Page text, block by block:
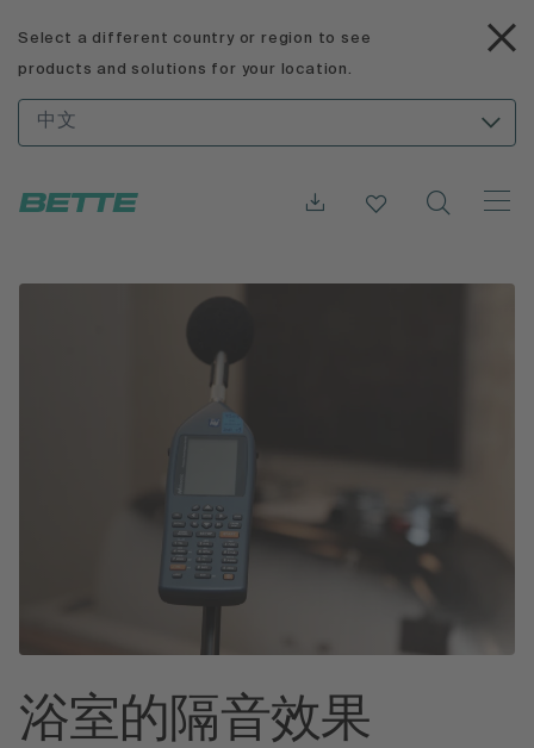
Select a different country or region to see
products and solutions for your location.
中文
浴室的隔音效果